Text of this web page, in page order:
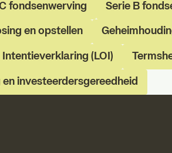
fondsenwerving Serie B
en opstellen
Intentieverklaring (LOI)
investeerdersgereedheid